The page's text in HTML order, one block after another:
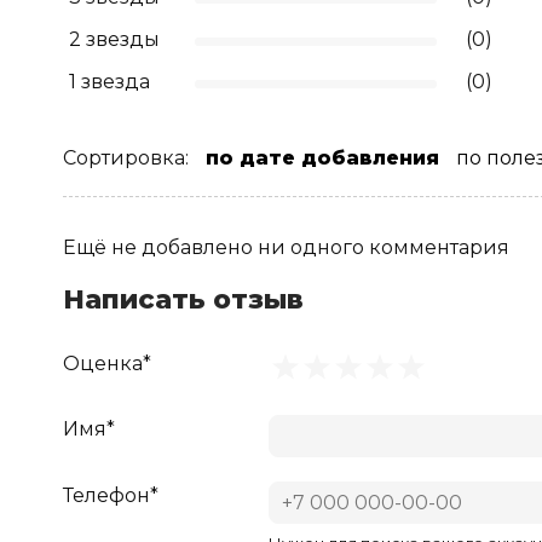
2 звезды
(0)
1 звезда
(0)
Сортировка: по дате добавления по
Ещё не добавлено ни одного комментария
Написать отзыв
Оценка*
Имя*
Телефон*